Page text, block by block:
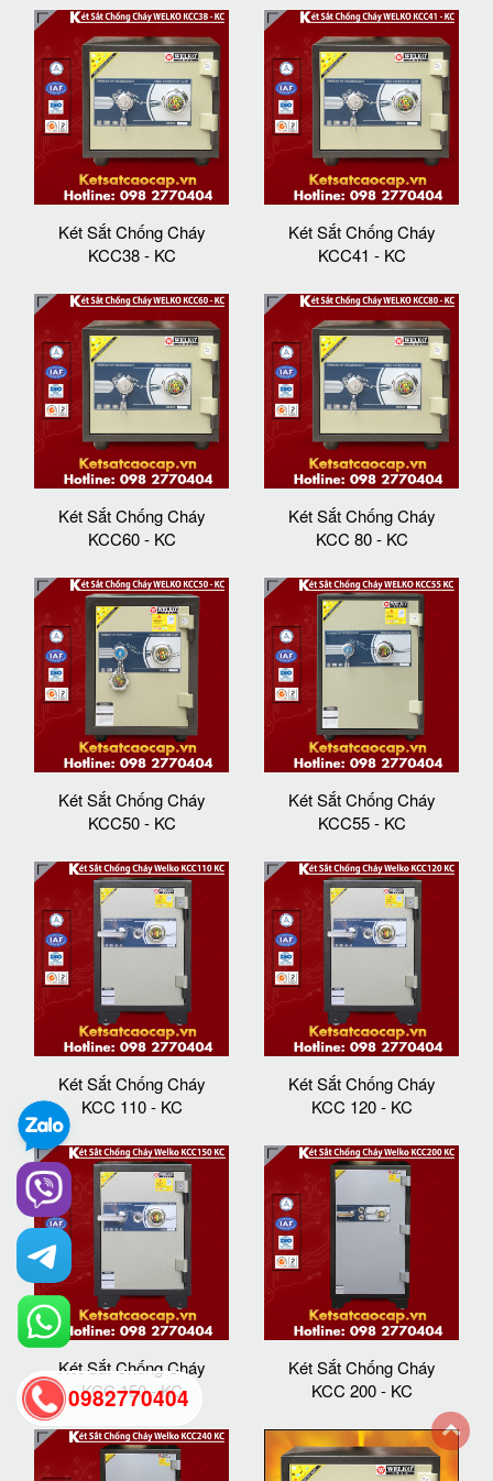
Két Sắt Chống Cháy
KCC38 - KC
Két Sắt Chống Cháy
KCC41 - KC
Két Sắt Chống Cháy
KCC60 - KC
Két Sắt Chống Cháy
KCC 80 - KC
Két Sắt Chống Cháy
KCC50 - KC
Két Sắt Chống Cháy
KCC55 - KC
Két Sắt Chống Cháy
KCC 110 - KC
Két Sắt Chống Cháy
KCC 120 - KC
Két Sắt Chống Cháy
KCC 150 - KC
Két Sắt Chống Cháy
KCC 200 - KC
0982770404
back